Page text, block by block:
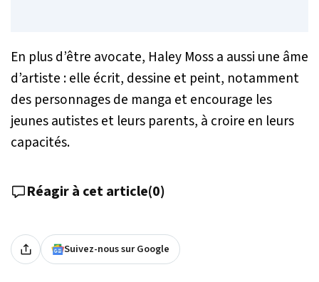
En plus d’être avocate, Haley Moss a aussi une âme
d’artiste : elle écrit, dessine et peint, notamment
des personnages de manga et encourage les
jeunes autistes et leurs parents, à croire en leurs
capacités.
Réagir à cet article(0)
Suivez-nous sur Google